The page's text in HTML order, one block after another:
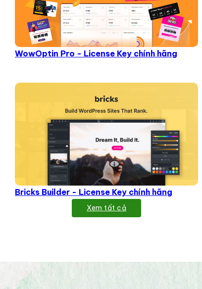
WowOptin Pro - License Key chính hãng
Bricks Builder - License Key chính hãng
Xem tất cả